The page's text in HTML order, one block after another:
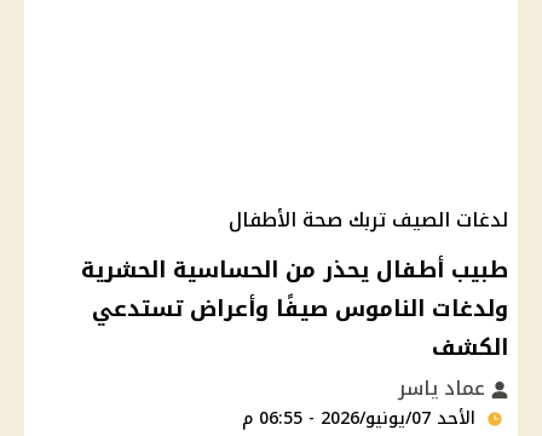
لدغات الصيف تربك صحة الأطفال
طبيب أطفال يحذر من الحساسية الحشرية
ولدغات الناموس صيفًا وأعراض تستدعي
الكشف
عماد ياسر
الأحد 07/يونيو/2026 - 06:55 م